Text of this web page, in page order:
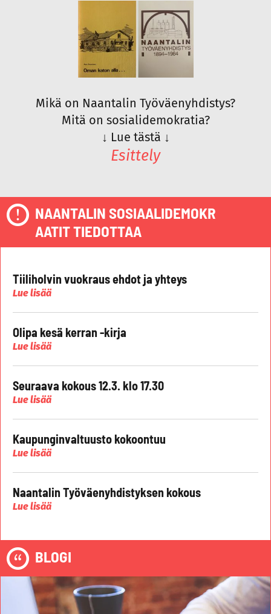
Mikä on Naantalin Työväenyhdistys?
Mitä on sosialidemokratia?
↓ Lue tästä ↓
Esittely
NAANTALIN SOSIAALIDEMOKR
AATIT TIEDOTTAA
Tiiliholvin vuokraus ehdot ja yhteys
Lue lisää
Olipa kesä kerran -kirja
Lue lisää
Seuraava kokous 12.3. klo 17.30
Lue lisää
Kaupunginvaltuusto kokoontuu
Lue lisää
Naantalin Työväenyhdistyksen kokous
Lue lisää
BLOGI